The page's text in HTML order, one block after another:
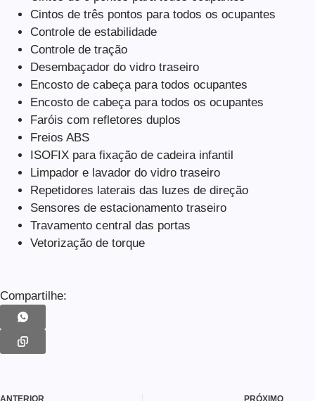
Cintos de três pontos para todos os ocupantes
Controle de estabilidade
Controle de tração
Desembaçador do vidro traseiro
Encosto de cabeça para todos ocupantes
Encosto de cabeça para todos os ocupantes
Faróis com refletores duplos
Freios ABS
ISOFIX para fixação de cadeira infantil
Limpador e lavador do vidro traseiro
Repetidores laterais das luzes de direção
Sensores de estacionamento traseiro
Travamento central das portas
Vetorização de torque
Compartilhe: